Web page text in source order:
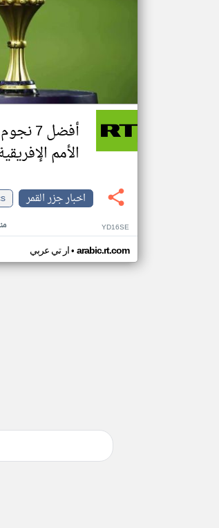
أفضل
الأمم الإفريقية
اخبار جزر القمر
YD16SE
ار تي عربي• arabic.rt.com